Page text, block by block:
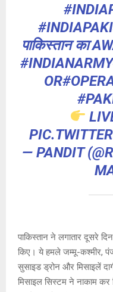
पाकिस्तान का
#INDIANARMY
OR
— PANDIT
पाकिस्तान ने लगातार दूसरे
किए। ये हमले जम्मू-कश्मीर,
सुसाइड ड्रोन और मिसाइलें
मिसाइल सिस्टम ने नाकाम कर